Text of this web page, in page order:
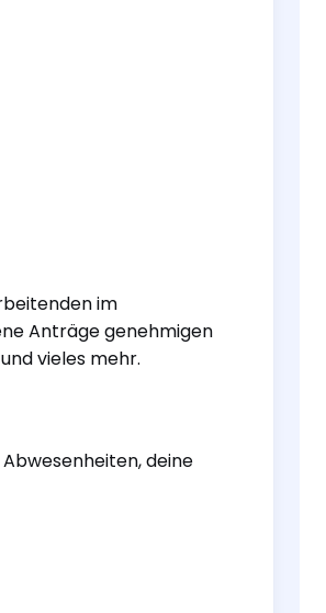
im
Anträge genehmigen
vieles mehr.
deine